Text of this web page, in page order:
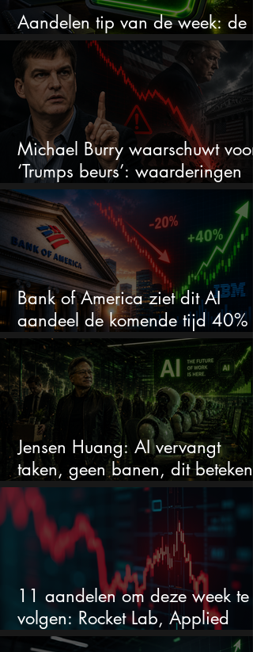
Aandelen tip van de week: de
markt onderschat dit AI-bedrijf
Michael Burry waarschuwt voor
‘Trumps beurs’: waarderingen
doen er niet meer toe
Bank of America ziet dit AI
aandeel de komende tijd 40%
stijgen na 20% daling
Jensen Huang: AI vervangt
taken, geen banen, dit betekent
het voor AI-aandelen
11 aandelen om deze week te
volgen: Rocket Lab, Applied
Materials en de zwaarste AI-test